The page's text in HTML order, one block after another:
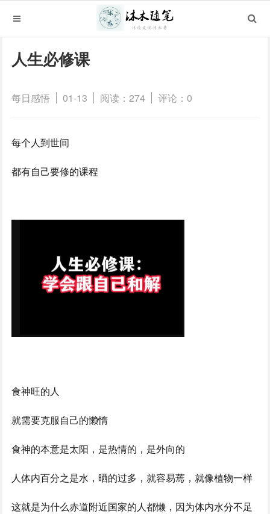
人生必修课
每日感悟 01-13 阅读：274 评论：0
每个人到世间
都有自己要修的课程
食神旺的人
就需要克服自己的懒惰
食神的本意是太阳，是热情的，是外向的
人体内百分之是水，晒的过多，就容易蔫，就像植物一样
这就是为什么赤道附近国家的人都懒，因为体内水分不足